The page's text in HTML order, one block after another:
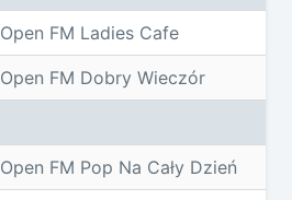
Open FM Ladies Cafe
Open FM Dobry Wieczór
Open FM Pop Na Cały Dzień